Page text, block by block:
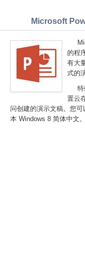
Microsoft
的程
有大
式的
置云
问创建的演示文稿。您
本 Windows 8 简体中文。